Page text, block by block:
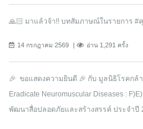
🙏🏻 มาแล้วจ้า!! บทสัมภาษณ์ในรายการ #
14 กรกฎาคม 2569 อ่าน 1,291 ครั้ง
🎉 ขอแสดงความยินดี 🎉 กับ มูลนิธิโรคกล้า
Eradicate Neuromuscular Diseases :
พัฒนาสื่อปลอดภัยและสร้างสรรค์ ประจำปี